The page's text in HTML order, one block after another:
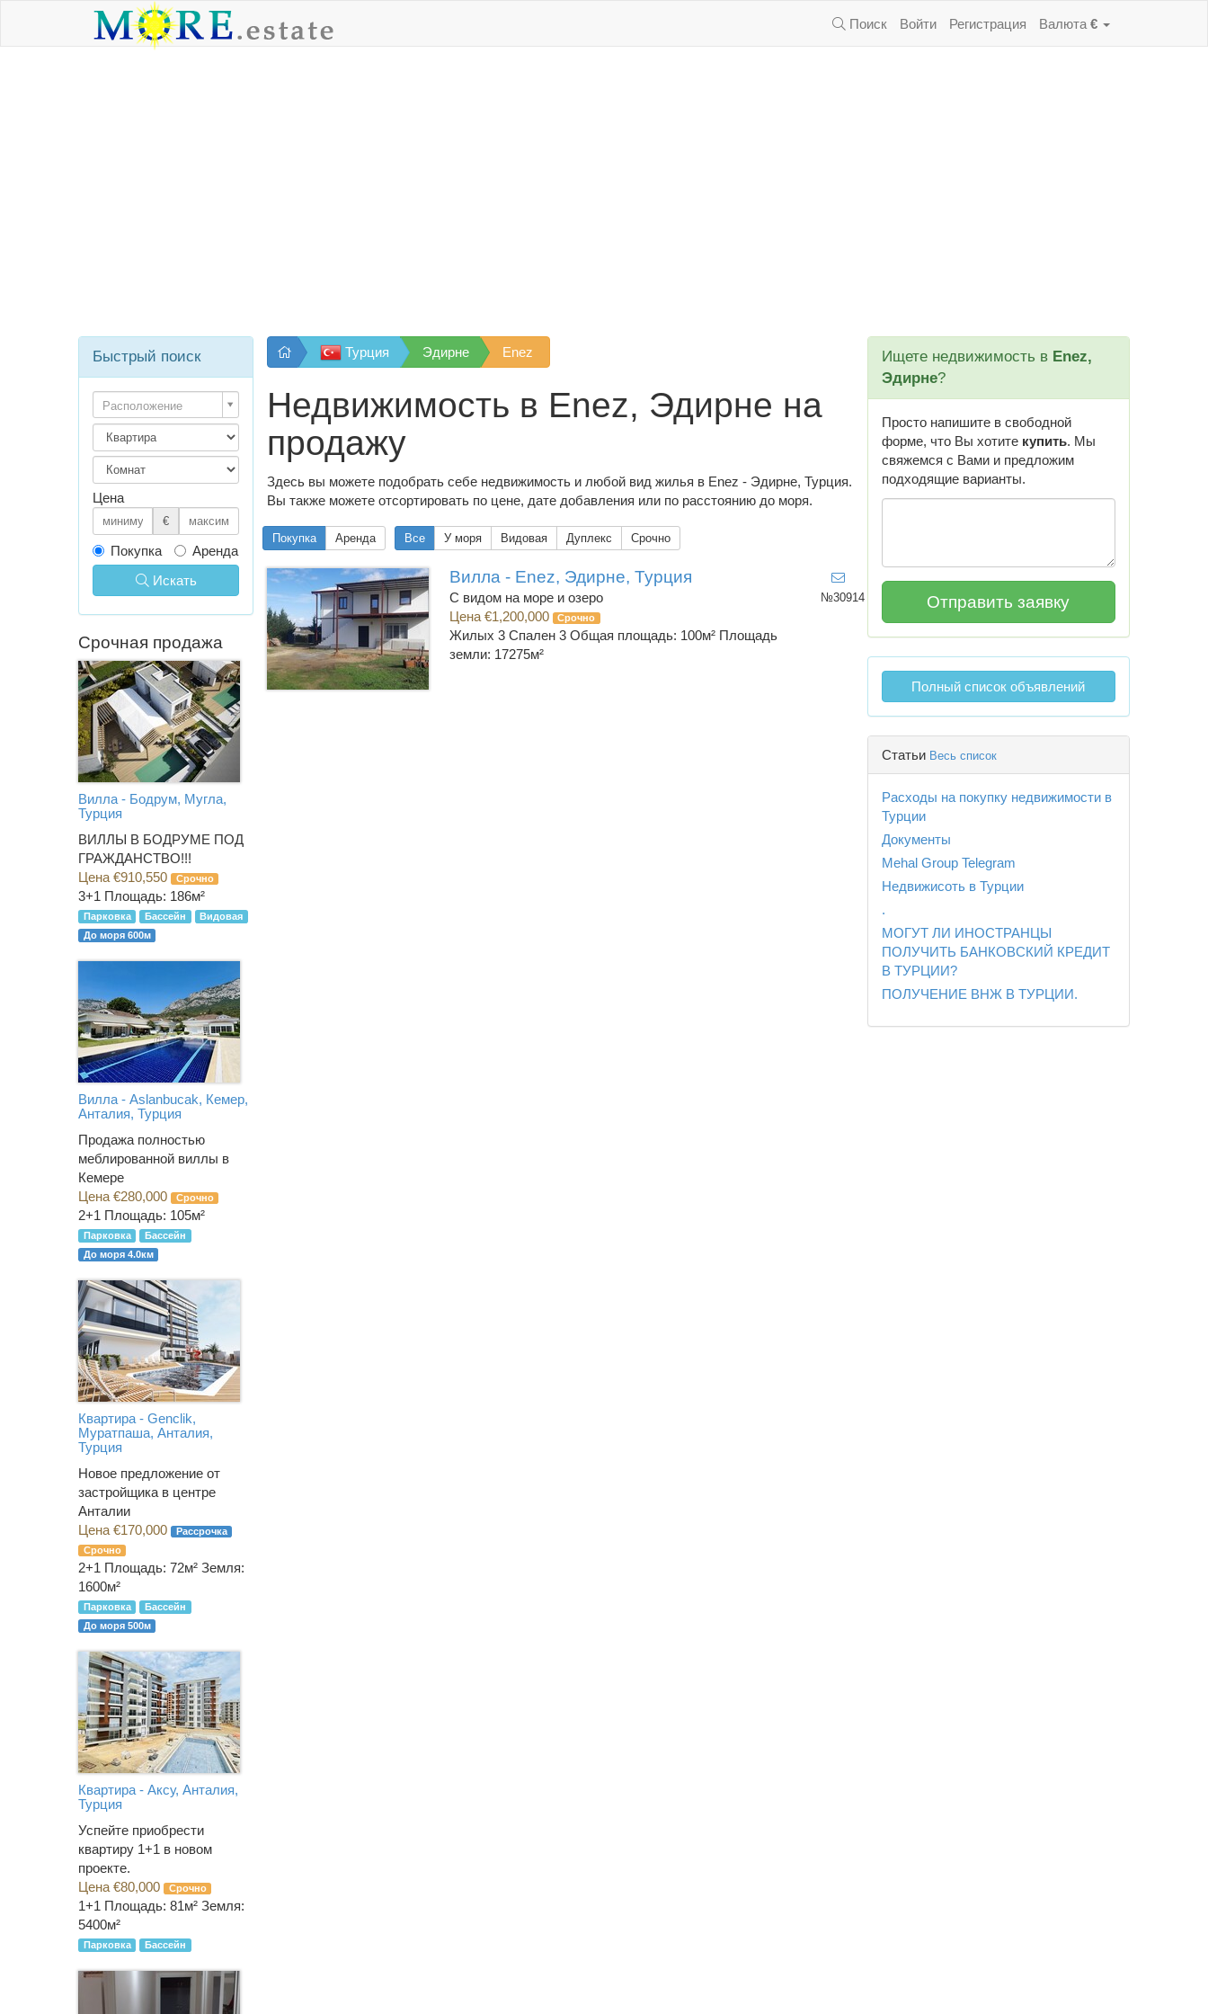
Поиск Войти Регистрация Валюта €
Турция Эдирне Enez
Недвижимость в Enez, Эдирне на
продажу
Здесь вы можете подобрать себе недвижимость и любой вид жилья в Enez - Эдирне, Турция.
Вы также можете отсортировать по цене, дате добавления или по расстоянию до моря.
Покупка Аренда Все У моря Видовая Дуплекс Срочно
Вилла - Enez, Эдирне, Турция
С видом на море и озеро
Цена €1,200,000
Срочно
Жилых 3 Спален 3 Общая площадь: 100м² Площадь
земли: 17275м²
№30914
Ищете недвижимость в Enez,
Эдирне?
Просто напишите в свободной
форме, что Вы хотите купить. Мы
свяжемся с Вами и предложим
подходящие варианты.
Полный список объявлений
Статьи Весь список
Расходы на покупку недвижимости в
Турции
Документы
Mehal Group Telegram
Недвижисоть в Турции
.
МОГУТ ЛИ ИНОСТРАНЦЫ
ПОЛУЧИТЬ БАНКОВСКИЙ КРЕДИТ
В ТУРЦИИ?
ПОЛУЧЕНИЕ ВНЖ В ТУРЦИИ.
Быстрый поиск
Расположение
Цена
€
Покупка
Аренда
Искать
Срочная продажа
Вилла - Бодрум, Мугла,
Турция
ВИЛЛЫ В БОДРУМЕ ПОД
ГРАЖДАНСТВО!!!
Цена €910,550
Срочно
3+1 Площадь: 186м²
Парковка Бассейн
Видовая
До моря 600м
Вилла - Aslanbucak, Кемер,
Анталия, Турция
Продажа полностью
меблированной виллы в
Кемере
Цена €280,000
Срочно
2+1 Площадь: 105м²
Парковка
Бассейн
До моря 4.0км
Квартира - Genclik,
Муратпаша, Анталия,
Турция
Новое предложение от
застройщика в центре
Анталии
Цена €170,000
Рассрочка
Срочно
2+1 Площадь: 72м² Земля:
1600м²
Парковка
Бассейн
До моря 500м
Квартира - Аксу, Анталия,
Турция
Успейте приобрести
квартиру 1+1 в новом
проекте.
Цена €80,000
Срочно
1+1 Площадь: 81м² Земля:
5400м²
Парковка Бассейн